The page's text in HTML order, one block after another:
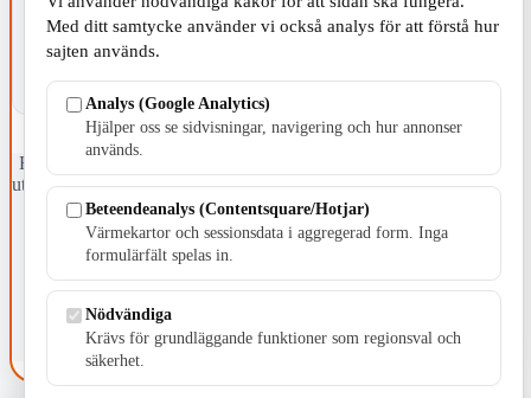
Fristående webbtidningsföretag grundat 1991 som sedan 2002 ger
ut tidningen Skillingaryd.nu och 2010 lanserades Värnamo.nu. Från
april 2026 omfattar Skillingaryd.nu tre kommuner: Gnosjö,
Värnamo och Vaggeryds kommun.
E-post: redaktionen@skillingaryd.nu
Postadress: Gisslaköp 1, 568 92 Skillingaryd
Kakinställningar
Med ditt samtycke använder vi också analys för att förstå hur
sajten används.
Analys (Google Analytics)
Hjälper oss se sidvisningar, navigering och hur annonser
används.
Beteendeanalys (Contentsquare/Hotjar)
Värmekartor och sessionsdata i aggregerad form. Inga
formulärfält spelas in.
Nödvändiga
Krävs för grundläggande funktioner som regionsval och
säkerhet.